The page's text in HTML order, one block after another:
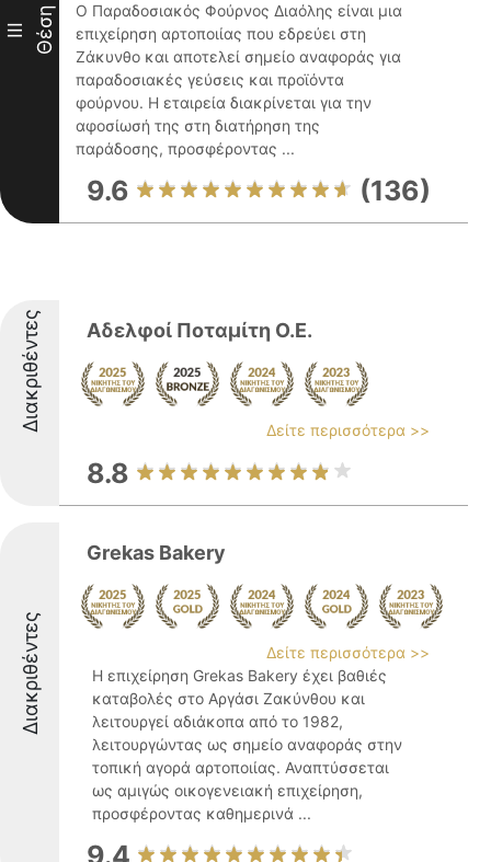
III Θέση
Ο Παραδοσιακός Φούρνος Διαόλης είναι μια
επιχείρηση αρτοποιίας που εδρεύει στη
Ζάκυνθο και αποτελεί σημείο αναφοράς για
παραδοσιακές γεύσεις και προϊόντα
φούρνου. Η εταιρεία διακρίνεται για την
αφοσίωσή της στη διατήρηση της
παράδοσης, προσφέροντας ...
9.6 (136)
Διακριθέντες Αδελφοί Ποταμίτη Ο.Ε.
Δείτε περισσότερα >>
8.8
Διακριθέντες
Grekas Bakery
Δείτε περισσότερα >>
Η επιχείρηση Grekas Bakery έχει βαθιές
καταβολές στο Αργάσι Ζακύνθου και
λειτουργεί αδιάκοπα από το 1982,
λειτουργώντας ως σημείο αναφοράς στην
τοπική αγορά αρτοποιίας. Αναπτύσσεται
ως αμιγώς οικογενειακή επιχείρηση,
προσφέροντας καθημερινά ...
9.4